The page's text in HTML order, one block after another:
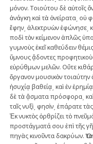
μόνον. Τοιούτου δὲ αὐτοῖς
ἀνάγκη καὶ τὰ ὀνείρατα͵ οὐ
ἔφην͵ ἀλεκτρυὼν ἐφώνησε͵
ποδὶ τὸν κείμενον ἁπλῶς
γυμνοὺς ἐκεῖ καθεύδειν
ὕμνους ᾄδοντες
εὐρύθμων μελῶν. Οὔτε
ὄργανον μουσικὸν τοιαύτην
ἡσυχίᾳ βαθείᾳ͵ καὶ ἐν
δὲ τὰ ᾄσματα πρόσφορα͵
ταῖς νυξὶ͵ φησὶν͵ ἐπάρατε
Ἐκ νυκτὸς ὀρθρίζει τὸ
προστάγματά σου ἐπὶ τῆς
πηγὰς κινοῦντα δακρύων.